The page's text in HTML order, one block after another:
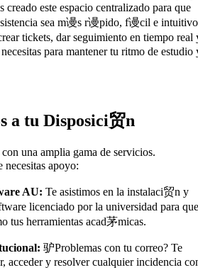
creado este espacio centralizado para que
sea m谩s r谩pido, f谩cil e intuitivo
tickets, dar seguimiento en tiempo real
para mantener tu ritmo de estudio
a tu Disposici贸n
una amplia gama de servicios.
necesitas apoyo:
AU: Te asistimos en la instalaci贸n y
licenciado por la universidad para
tus herramientas acad茅micas.
驴Problemas con tu correo? Te
acceder y resolver cualquier incidencia